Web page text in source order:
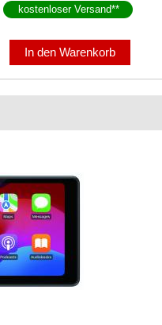
kostenloser Versand**
In den Warenkorb